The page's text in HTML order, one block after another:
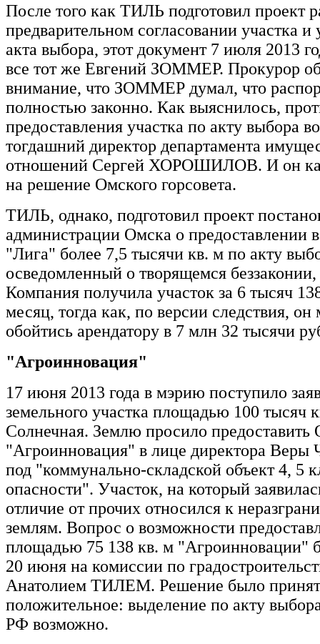
После того как ТИЛЬ подготовил проект
предварительном согласовании участка
акта выбора, этот документ 7 июля 2013
все тот же Евгений ЗОММЕР. Прокурор
внимание, что ЗОММЕР думал, что
полностью законно. Как выяснилось,
предоставления участка по акту выбора
тогдашний директор департамента
отношений Сергей ХОРОШИЛОВ. И он
на решение Омского горсовета.
ТИЛЬ, однако, подготовил проект
администрации Омска о предоставлении
"Лига" более 7,5 тысячи кв. м по акту
осведомленный о творящемся беззаконии,
Компания получила участок за 6 тысяч
месяц, тогда как, по версии следствия, он
обойтись арендатору в 7 млн 32 тысячи
"Агроинновация"
17 июня 2013 года в мэрию поступило
земельного участка площадью 100 тысяч
Солнечная. Землю просило
"Агроинновация" в лице директора
под "коммунально-складской объект 4, 5
опасности". Участок, на который
отличие от прочих относился к
землям. Вопрос о возможности
площадью 75 138 кв. м "Агроинновации"
20 июня на комиссии по
Анатолием ТИЛЕМ. Решение было
положительное: выделение по акту
РФ возможно.